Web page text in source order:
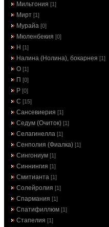
Мильтония [1]
Мирт [1]
Мурайа [0]
Мюленбекия [0]
Н [1]
Налина (Нолина), бокарнея [1]
О [1]
П [0]
Р [0]
С [15]
Сансевиерия [1]
Седум (Очиток) [1]
Селагинелла [1]
Сенполия (Фиалка) [1]
Сингониум [1]
Синнингия [1]
Смитианта [1]
Солейролия [1]
Спармания [1]
Спатифиллюм [1]
Стапелия [1]